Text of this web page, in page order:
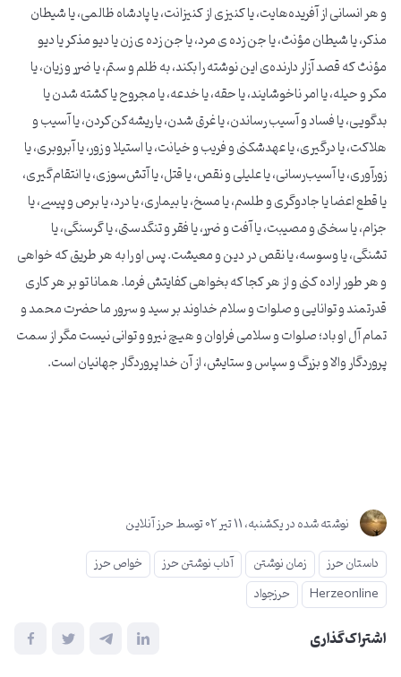
و هر انسانی از آفریده‌هایت، یا کنیزی از کنیزانت، یا پادشاه ظالمی، یا شیطان
مذکر، یا شیطان مؤنث، یا جن زده ی مرد، یا جن زده ی زن یا دیو مذکر یا دیو
مؤنث که قصد آزار دارنده‌ی این نوشته را بکند، به ظلم و ستم، یا ضرر و زیان، یا
مکر و حیله، یا امر ناخوشایند، یا حقه، یا خدعه، یا مجروح یا کشته شدن یا
بدگویی، یا فساد و آسیب رساندن، یا غرق شدن، یا ریشه‌کن‌کردن، یا آسیب و
هلاکت، یا درگیری، یا عهد‌شکنی و فریب و خیانت، یا استیلا و زور، یا آبرو‌بری، یا
زورآوری، یا آسیب‌رسانی، یا علیلی و نقص، یا قتل، یا آتش‌سوزی، یا انتقام‌گیری،
یا قطع اعضا یا جادوگری و طلسم، یا مسخ، یا بیماری، یا درد، یا برص و پیسی، یا
جزام، یا سختی و مصیبت، یا آفت و ضرر، یا فقر و تنگدستی، یا گرسنگی، یا
تشنگی، یا وسوسه، یا نقص در دین و معیشت. پس او را به هر طریق که خواهی
و هر طور اراده کنی و از هر کجا که بخواهی کفایتش فرما. همانا تو بر هر کاری
قدرتمند و توانایی و صلوات و سلام خداوند بر سید و سرور ما حضرت محمد و
تمام آل او باد؛ صلوات و سلامی فراوان و هیچ نیرو و توانی نیست مگر از سمت
پروردگار والا و بزرگ و سپاس و ستایش، از آن خدا پروردگار جهانیان است.
نوشته شده دریکشنبه، 11 تير 02 توسطحرز آنلاین
داستان حرز
زمان نوشتن آداب نوشتن حرز
خواص حرز
Herzeonline
حرزجواد
اشتراک‌گذاری